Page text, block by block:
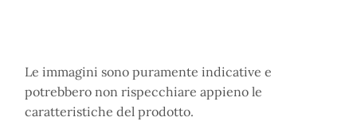
Le immagini sono puramente indicative e
potrebbero non rispecchiare appieno le
caratteristiche del prodotto.